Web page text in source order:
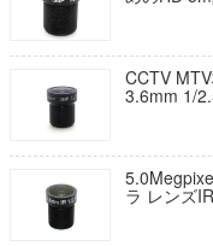
CCTV
3.6mm 1/
ラ レンズ